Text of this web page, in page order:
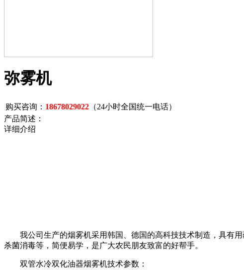
弥雾机
购买咨询： 18678029022 （24小时全国统一电话）
产品简述：
详细介绍
我公司生产的烟雾机采用韩国、德国的高科技技术制造，具有用
杀菌消毒等，简便易学，是广大农民朋友致富的好帮手。
双管水冷双化油器烟雾机技术参数：